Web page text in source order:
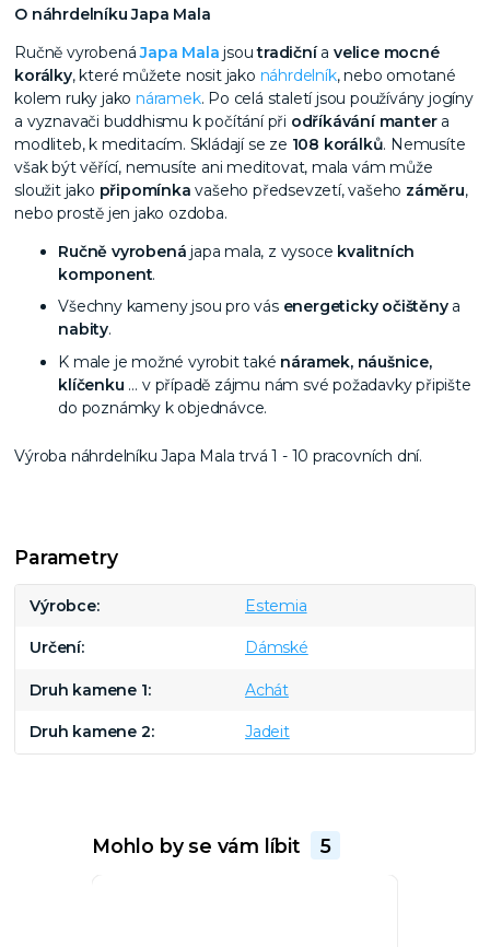
O náhrdelníku Japa Mala
Ručně vyrobenáJapa Mala jsoutradičnía velice mocné
korálky, které můžete nosit jako náhrdelník, nebo omotané
kolem ruky jako náramek. Po celá staletí jsou používány jogíny
a vyznavači buddhismu k počítání při odříkávání mantera
modliteb, k meditacím. Skládají se ze 108 korálků. Nemusíte
však být věřící, nemusíte ani meditovat, mala vám může
sloužit jako připomínkavašeho předsevzetí, vašeho záměru,
nebo prostě jen jako ozdoba.
Ručně vyrobená japa mala, z vysoce kvalitních
komponent.
Všechny kameny jsou pro vás energeticky očištěnya
nabity.
K male je možné vyrobit také náramek, náušnice,
klíčenku … v případě zájmu nám své požadavky připište
do poznámky k objednávce.
Výroba náhrdelníku Japa Mala trvá 1 - 10 pracovních dní.
Parametry
Výrobce Estemia
Určení Dámské
Druh kamene 1 Achát
Druh kamene 2 Jadeit
Mohlo by se vám líbit 5